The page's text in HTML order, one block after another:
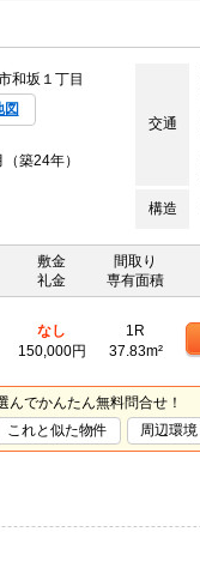
和坂１丁目
図
交通
築24年）
構造
敷金
礼金
間取り
専有面積
なし
150,000円
1R
37.83m²
んでかんたん無料問合せ！
これと似た物件 周辺環境